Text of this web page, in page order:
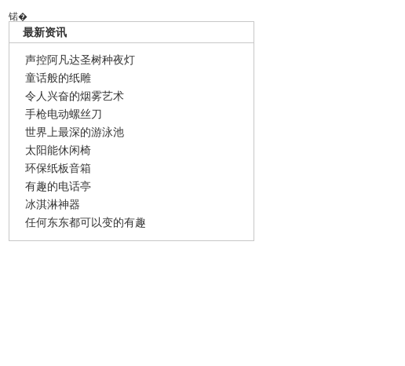
锘�
最新资讯
声控阿凡达圣树种夜灯
童话般的纸雕
令人兴奋的烟雾艺术
手枪电动螺丝刀
世界上最深的游泳池
太阳能休闲椅
环保纸板音箱
有趣的电话亭
冰淇淋神器
任何东东都可以变的有趣